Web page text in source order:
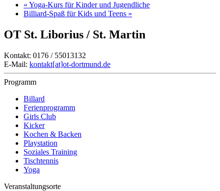
« Yoga-Kurs für Kinder und Jugendliche
Billiard-Spaß für Kids und Teens »
OT St. Liborius / St. Martin
Kontakt: 0176 / 55013132
E-Mail: kontakt[at]ot-dortmund.de
Programm
Billard
Ferienprogramm
Girls Club
Kicker
Kochen & Backen
Playstation
Soziales Training
Tischtennis
Yoga
Veranstaltungsorte